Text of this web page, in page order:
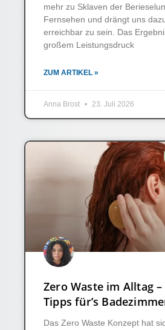
mehr zu Sklaven der
Fernsehen und drängt uns
erreichbar zu sein. Das
großem Leistungsdruck
ZUM ARTIKEL »
Anna Brost 23. Juli 2026
Zero Waste im Alltag
Tipps für’s
Das Zero Waste Konzept hat